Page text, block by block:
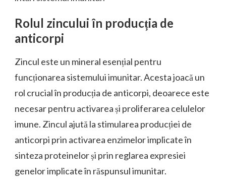
Rolul zincului în producția de
anticorpi
Zincul este un mineral esențial pentru
funcționarea sistemului imunitar. Acesta joacă un
rol crucial în producția de anticorpi, deoarece este
necesar pentru activarea și proliferarea celulelor
imune. Zincul ajută la stimularea producției de
anticorpi prin activarea enzimelor implicate în
sinteza proteinelor și prin reglarea expresiei
genelor implicate în răspunsul imunitar.